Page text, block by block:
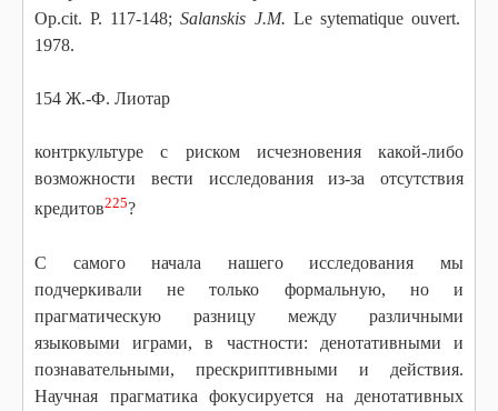
Op.cit. P. 117-148;Salanskis J.M. Le sytematique ouvert.
1978.
154 Ж.-Ф. Лиотар
контркультуре с риском исчезновения какой-либо
возможности вести исследования из-за отсутствия
кредитов225?
С самого начала нашего исследования мы
подчеркивали не только формальную, но и
прагматическую разницу между различными
языковыми играми, в частности: денотативными и
познавательными, прескриптивными и действия.
Научная прагматика фокусируется на денотативных